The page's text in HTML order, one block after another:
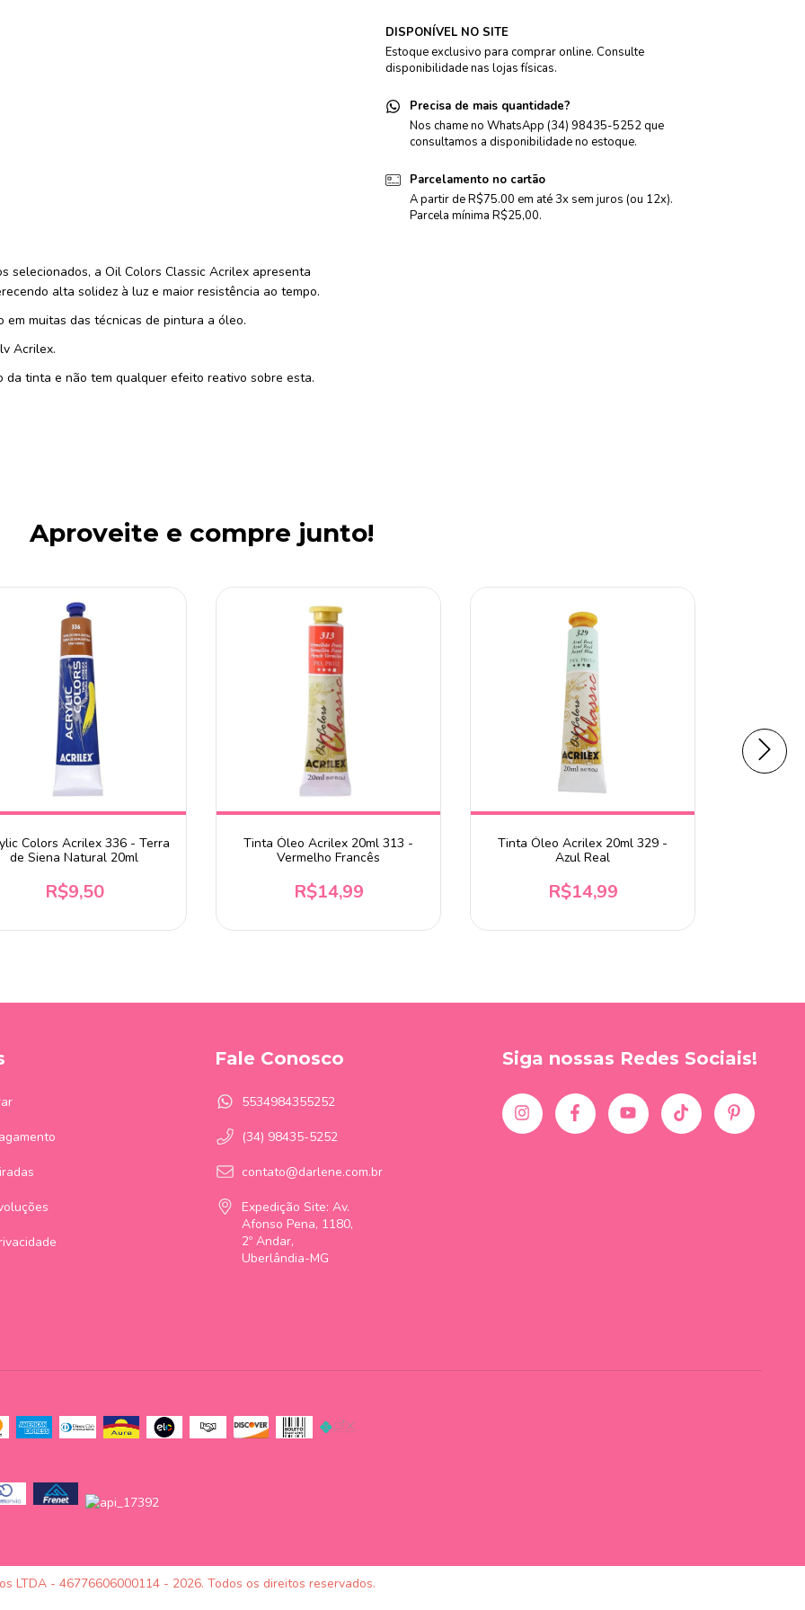
selecionados, a Oil Colors Classic Acrilex apresenta
alta solidez à luz e maior resistência ao tempo.
muitas das técnicas de pintura a óleo.
Acrilex.
tinta e não tem qualquer efeito reativo sobre esta.
DISPONÍVEL NO SITE
Estoque exclusivo para comprar online. Consulte
disponibilidade nas lojas físicas.
Precisa de mais quantidade?
Nos chame no WhatsApp (34) 98435-5252 que
consultamos a disponibilidade no estoque.
Parcelamento no cartão
A partir de R$75.00 em até 3x sem juros (ou 12x).
Parcela mínima R$25,00.
Aproveite e compre junto!
Colors Acrilex 336 - Terra
de Siena Natural 20ml
R$9,50
Tinta Óleo Acrilex 20ml 313 -
Vermelho Francês
R$14,99
Tinta Óleo Acrilex 20ml 329 -
Azul Real
R$14,99
Fale Conosco
5534984355252
(34) 98435-5252
contato@darlene.com.br
Expedição Site: Av.
Afonso Pena, 1180,
2º Andar,
Uberlândia-MG
Siga nossas Redes Sociais!
LTDA - 46776606000114 - 2026. Todos os direitos reservados.